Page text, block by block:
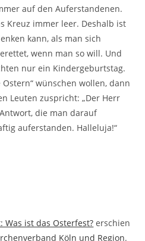
auf den Auferstandenen.
Kreuz immer leer. Deshalb ist
kann, als man sich
wenn man so will. Und
nur ein Kindergeburtstag.
wünschen wollen, dann
Leuten zuspricht: „Der Herr
die man darauf
auferstanden. Halleluja!“
Was ist das Osterfest? erschien
Köln und Region.